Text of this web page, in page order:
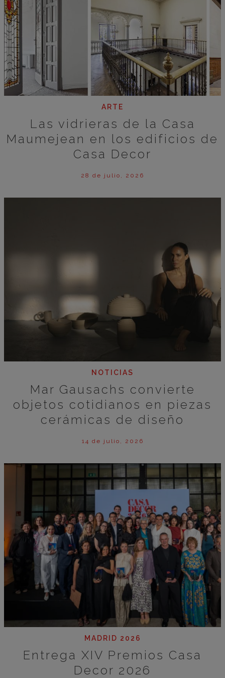
ARTE
Las vidrieras de la Casa
Maumejean en los edificios de
Casa Decor
28 de julio, 2026
NOTICIAS
Mar Gausachs convierte
objetos cotidianos en piezas
cerámicas de diseño
14 de julio, 2026
MADRID 2026
Entrega XIV Premios Casa
Decor 2026